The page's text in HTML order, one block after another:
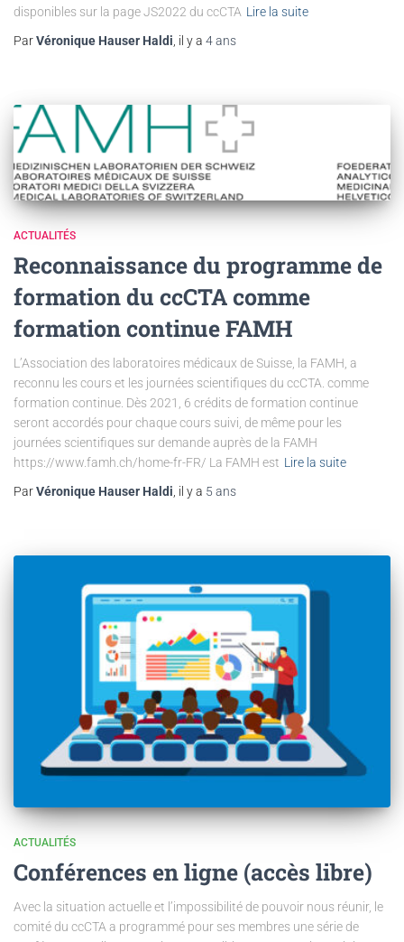
disponibles sur la page JS2022 du ccCTA Lire la suite
ParVéronique Hauser Haldi , il y a 4 ans
ACTUALITÉS
Reconnaissance du programme de
formation du ccCTA comme
formation continue FAMH
L’Association des laboratoires médicaux de Suisse, la FAMH, a
reconnu les cours et les journées scientifiques du ccCTA. comme
formation continue. Dès 2021, 6 crédits de formation continue
seront accordés pour chaque cours suivi, de même pour les
journées scientifiques sur demande auprès de la FAMH
https://www.famh.ch/home-fr-FR/ La FAMH est Lire la suite
ParVéronique Hauser Haldi, il y a 5 ans
ACTUALITÉS
Conférences en ligne (accès libre)
Avec la situation actuelle et l’impossibilité de pouvoir nous réunir, le
comité du ccCTA a programmé pour ses membres une série de